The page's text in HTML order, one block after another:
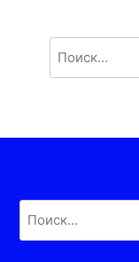
Найти: